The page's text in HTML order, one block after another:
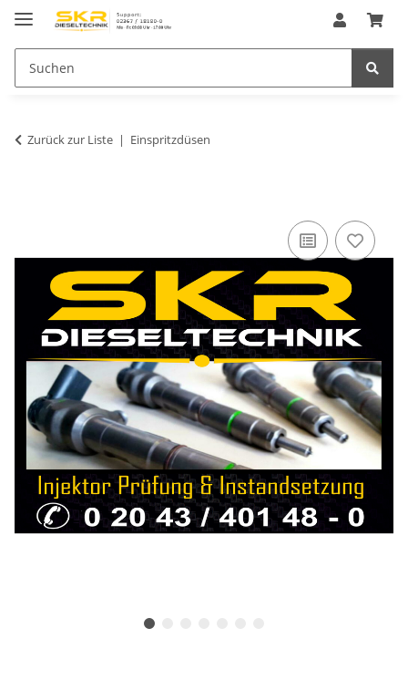
Zurück zur Liste Einspritzdüsen